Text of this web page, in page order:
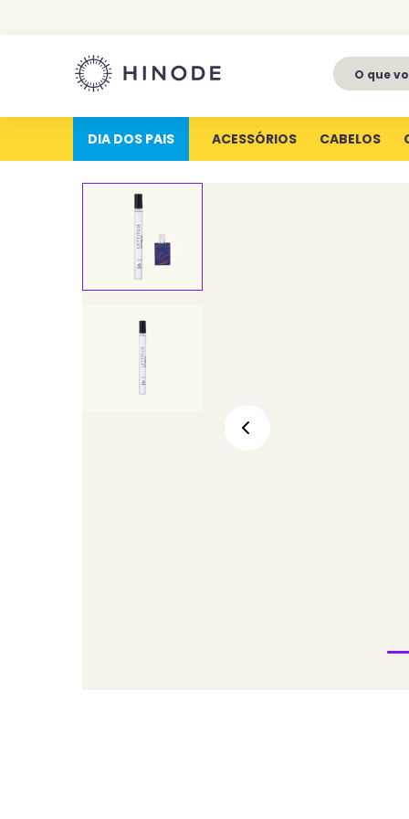
O que
DIA DOS PAIS ACESSÓRIOS CABELOS
1º
perfumes
3º
6
7º